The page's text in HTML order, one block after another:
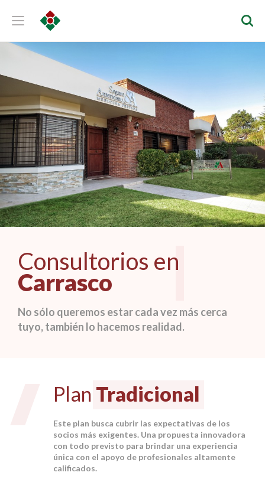
Consultorios en
Carrasco
No sólo queremos estar cada vez más cerca
tuyo, también lo hacemos realidad.
Plan Tradicional
Este plan busca cubrir las expectativas de los
socios más exigentes. Una propuesta innovadora
con todo previsto para brindar una experiencia
única con el apoyo de profesionales altamente
calificados.